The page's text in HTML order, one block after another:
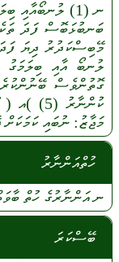
ނ(1) ލުނބޯއާއި
ބަނބުޅަބޮސްފަދަ
މޭބިސްކަދުރު ދިޔަ
ލުނބޯއާއި
ގޮތުންވެސް
ކުންނާރު (5) )އ
މަޖާޒު: ނުބައިކަމަކަށް
ހުތްއަންނާރު
ނއަންނާރުގެ ހުތް
ބޭސްކަރަ